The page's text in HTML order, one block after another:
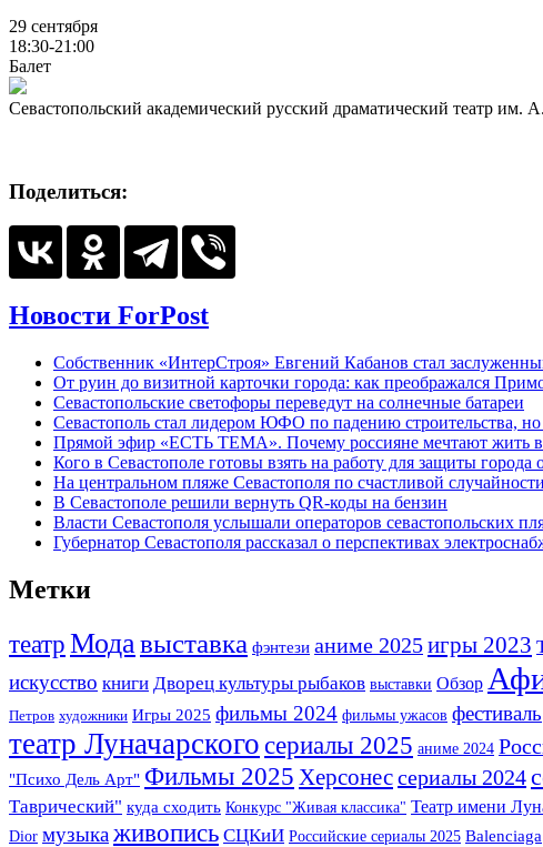
29 сентября
18:30-21:00
Балет
Севастопольский академический русский драматический театр им.
Поделиться:
Новости ForPost
Собственник «ИнтерСтроя» Евгений Кабанов стал
От руин до визитной карточки города: как преображался
Севастопольские светофоры переведут на солнечные батареи
Севастополь стал лидером ЮФО по падению строительства,
Прямой эфир «ЕСТЬ ТЕМА». Почему россияне мечтают жить в
Кого в Севастополе готовы взять на работу для защиты города
На центральном пляже Севастополя по счастливой
В Севастополе решили вернуть QR-коды на бензин
Власти Севастополя услышали операторов севастопольских
Губернатор Севастополя рассказал о перспективах
Метки
театр Мода выставка фэнтези аниме 2025игры 2023
искусство книги Дворец культуры рыбаков выставки Обзор
Петров художники Игры 2025 фильмы 2024 фильмы ужасов фестиваль
театр Луначарскогосериалы 2025 аниме 2024
"Психо Дель Арт" Фильмы 2025 Херсонессериалы 2024
Таврический" куда сходить Конкурс "Живая классика" Театр имени
Dior музыкаживопись СЦКиИ Российские сериалы 2025 Balenciaga